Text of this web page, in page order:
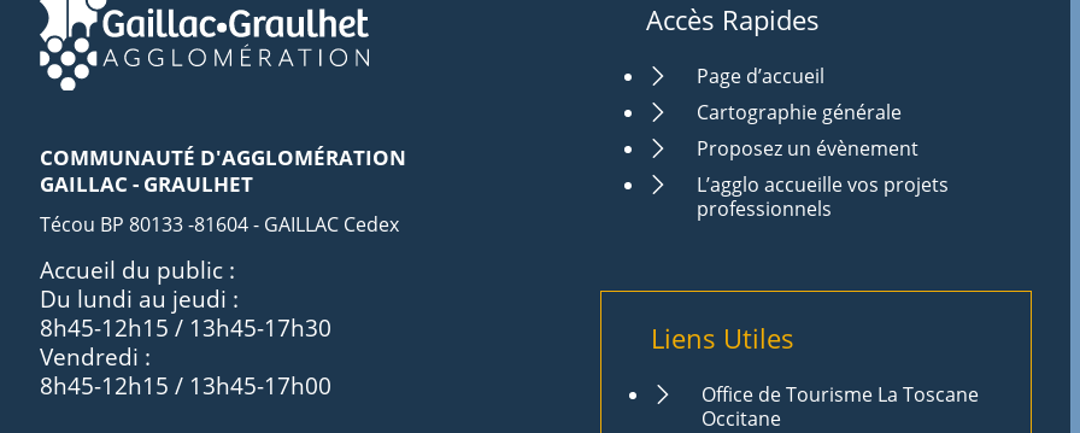
COMMUNAUTÉ D'AGGLOMÉRATION
GAILLAC - GRAULHET
Técou BP 80133 -81604 - GAILLAC Cedex
Accueil du public :
Du lundi au jeudi :
8h45-12h15 / 13h45-17h30
Vendredi :
8h45-12h15 / 13h45-17h00
Accès Rapides
Page d’accueil
Cartographie générale
Proposez un évènement
L’agglo accueille vos projets
professionnels
Liens Utiles
Office de Tourisme La Toscane
Occitane